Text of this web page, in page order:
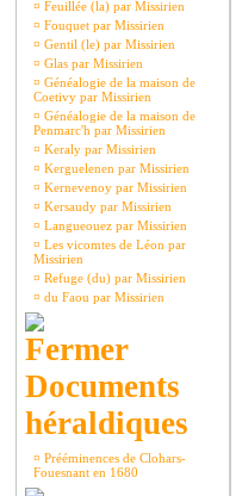
¤ Feuillée (la) par Missirien
¤ Fouquet par Missirien
¤ Gentil (le) par Missirien
¤ Glas par Missirien
¤ Généalogie de la maison de
Coetivy par Missirien
¤ Généalogie de la maison de
Penmarc'h par Missirien
¤ Keraly par Missirien
¤ Kerguelenen par Missirien
¤ Kernevenoy par Missirien
¤ Kersaudy par Missirien
¤ Langueouez par Missirien
¤ Les vicomtes de Léon par
Missirien
¤ Refuge (du) par Missirien
¤ du Faou par Missirien
Documents
héraldiques
¤ Prééminences de Clohars-
Fouesnant en 1680